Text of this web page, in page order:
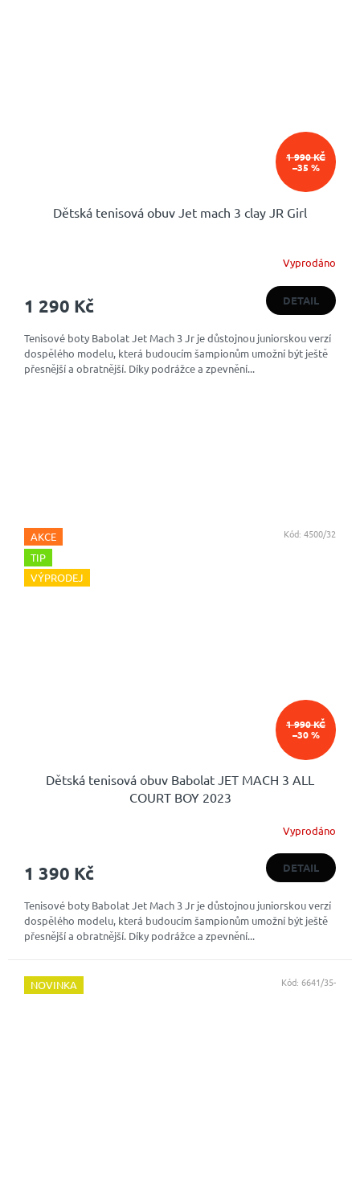
1 990 KČ
–35 %
Dětská tenisová obuv Jet mach 3 clay JR Girl
je
z
5
hvězdiček.
Vyprodáno
1 290 Kč DETAIL
Tenisové boty Babolat Jet Mach 3 Jr je důstojnou juniorskou verzí
dospělého modelu, která budoucím šampionům umožní být ještě
přesnější a obratnější. Díky podrážce a zpevnění...
AKCE
TIP
VÝPRODEJ
1 990 KČ
–30 %
Dětská tenisová obuv Babolat JET MACH 3 ALL
COURT BOY 2023
je
z
5
hvězdiček.
Vyprodáno
1 390 Kč DETAIL
Tenisové boty Babolat Jet Mach 3 Jr je důstojnou juniorskou verzí
dospělého modelu, která budoucím šampionům umožní být ještě
přesnější a obratnější. Díky podrážce a zpevnění...
Kód: 4500/32
NOVINKA Kód: 6641/35-